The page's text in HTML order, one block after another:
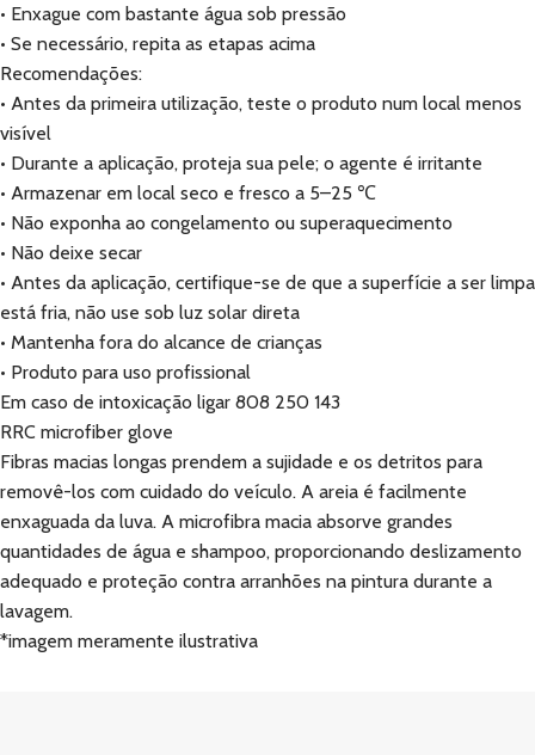
• Enxague com bastante água sob pressão
• Se necessário, repita as etapas acima
Recomendações:
• Antes da primeira utilização, teste o produto num local menos
visível
• Durante a aplicação, proteja sua pele; o agente é irritante
• Armazenar em local seco e fresco a 5–25 ℃
• Não exponha ao congelamento ou superaquecimento
• Não deixe secar
• Antes da aplicação, certifique-se de que a superfície a ser limpa
está fria, não use sob luz solar direta
• Mantenha fora do alcance de crianças
• Produto para uso profissional
Em caso de intoxicação ligar 808 250 143
RRC microfiber glove
Fibras macias longas prendem a sujidade e os detritos para
removê-los com cuidado do veículo. A areia é facilmente
enxaguada da luva. A microfibra macia absorve grandes
quantidades de água e shampoo, proporcionando deslizamento
adequado e proteção contra arranhões na pintura durante a
lavagem.
*imagem meramente ilustrativa